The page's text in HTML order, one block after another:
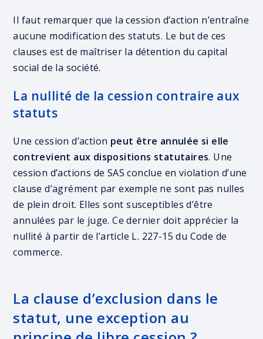
Il faut remarquer que la cession d’action n’entraîne
aucune modification des statuts. Le but de ces
clauses est de maîtriser la détention du capital
social de la société.
La nullité de la cession contraire aux
statuts
Une cession d’action peut être annulée si elle
contrevient aux dispositions statutaires. Une
cession d’actions de SAS conclue en violation d’une
clause d’agrément par exemple ne sont pas nulles
de plein droit. Elles sont susceptibles d’être
annulées par le juge. Ce dernier doit apprécier la
nullité à partir de l’article L. 227-15 du Code de
commerce.
La clause d’exclusion dans le
statut, une exception au